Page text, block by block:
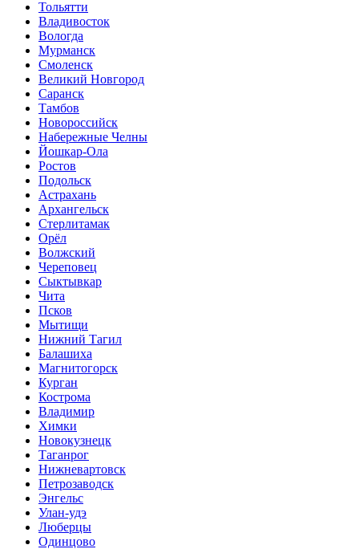
Тольятти
Владивосток
Вологда
Мурманск
Смоленск
Великий Новгород
Саранск
Тамбов
Новороссийск
Набережные Челны
Йошкар-Ола
Ростов
Подольск
Астрахань
Архангельск
Стерлитамак
Орёл
Волжский
Череповец
Сыктывкар
Чита
Псков
Мытищи
Нижний Тагил
Балашиха
Магнитогорск
Курган
Кострома
Владимир
Химки
Новокузнецк
Таганрог
Нижневартовск
Петрозаводск
Энгельс
Улан-удэ
Люберцы
Одинцово